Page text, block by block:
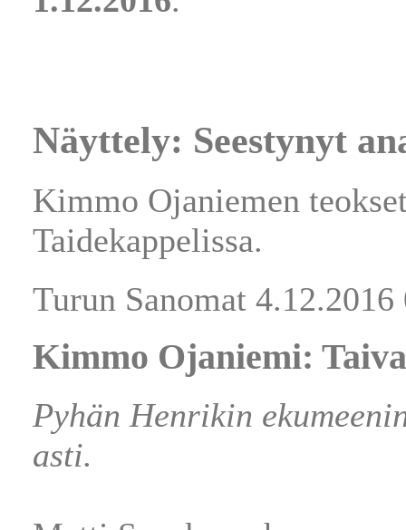
Näyttely: Seestynyt
Kimmo Ojaniemen
Taidekappelissa.
Turun Sanomat 4.12.2016
Kimmo Ojaniemi:
Pyhän Henrikin
asti.